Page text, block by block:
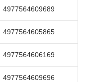
4977564609689
4977564605865
4977564606169
4977564609696